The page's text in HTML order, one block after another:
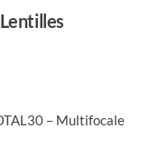
– Multifocale